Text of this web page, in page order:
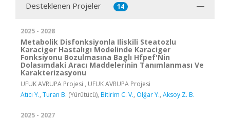
Desteklenen Projeler 14
2025 - 2028
Metabolik Disfonksiyonla Iliskili Steatozlu
Karaciger Hastalıgı Modelinde Karaciger
Fonksiyonu Bozulmasına Baglı Hfpef'Nin
Dolasımdaki Aracı Maddelerinin Tanımlanması Ve
Karakterizasyonu
UFUK AVRUPA Projesi , UFUK AVRUPA Projesi
Atıcı Y., Turan B. (Yürütücü), Bitirim C. V., Olğar Y., Aksoy Z. B.
2025 - 2027